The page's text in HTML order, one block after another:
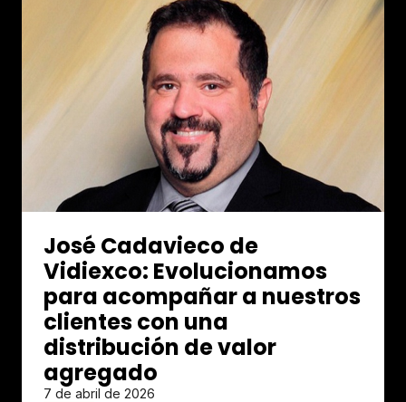
José Cadavieco de
Vidiexco: Evolucionamos
para acompañar a nuestros
clientes con una
distribución de valor
agregado
7 de abril de 2026